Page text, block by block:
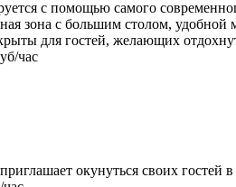
с помощью самого
зона с большим столом,
для гостей, желающих
час
окунуться своих